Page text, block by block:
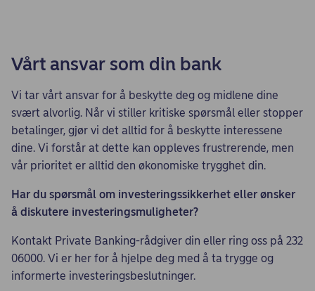
Vårt ansvar som din bank
Vi tar vårt ansvar for å beskytte deg og midlene dine
svært alvorlig. Når vi stiller kritiske spørsmål eller stopper
betalinger, gjør vi det alltid for å beskytte interessene
dine. Vi forstår at dette kan oppleves frustrerende, men
vår prioritet er alltid den økonomiske trygghet din.
Har du spørsmål om investeringssikkerhet eller ønsker
å diskutere investeringsmuligheter?
Kontakt Private Banking-rådgiver din eller ring oss på 232
06000. Vi er her for å hjelpe deg med å ta trygge og
informerte investeringsbeslutninger.